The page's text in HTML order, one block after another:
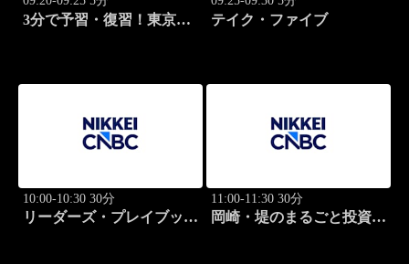
3分で予習・復習！東京市
テイク・ファイブ
10:00-10:30 30分
リーダーズ・プレイブック
11:00-11:30 30分
岡崎・堤のまるごと投資道